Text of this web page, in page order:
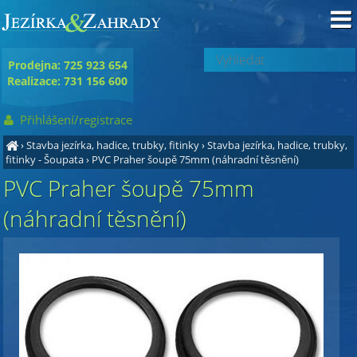
›Stavba jezírka, hadice, trubky, fitinky›Stavba jezírka, hadice, trubky,
fitinky - Šoupata› PVC Praher šoupě 75mm (náhradní těsnění)
PVC Praher šoupě 75mm
(náhradní těsnění)
Prodejna: 725 923 654
Realizace: 731 156 600
Přihlášení/registrace